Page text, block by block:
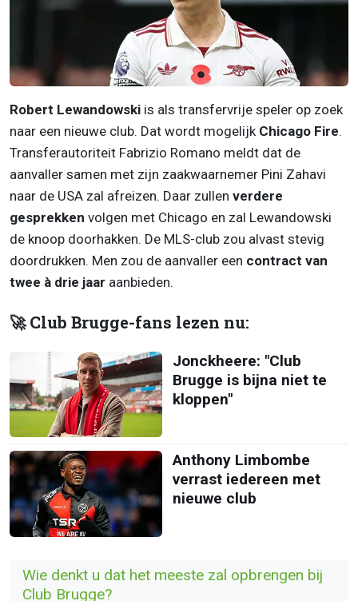
Robert Lewandowski is als transfervrije speler op zoek
naar een nieuwe club. Dat wordt mogelijk Chicago Fire.
Transferautoriteit Fabrizio Romano meldt dat de
aanvaller samen met zijn zaakwaarnemer Pini Zahavi
naar de USA zal afreizen. Daar zullen verdere
gesprekken volgen met Chicago en zal Lewandowski
de knoop doorhakken. De MLS-club zou alvast stevig
doordrukken. Men zou de aanvaller een contract van
twee à drie jaar aanbieden.
🚀 Club Brugge-fans lezen nu:
Jonckheere: "Club
Brugge is bijna niet te
kloppen"
Anthony Limbombe
verrast iedereen met
nieuwe club
Wie denkt u dat het meeste zal opbrengen bij
Club Brugge?